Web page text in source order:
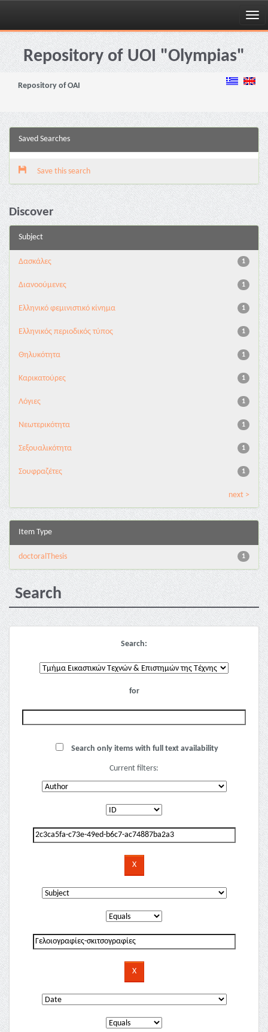
Skip
navigationRepository of UOI "Olympias"
Repository of OAI
Saved Searches
Save this search
Discover
Subject
1
Δασκάλες
1
Διανoούμενες
1
Ελληνικό φεμινιστικό κίνημα
1
Ελληνικός περιοδικός τύπος
1
Θηλυκότητα
1
Καρικατούρες
1
Λόγιες
1
Νεωτερικότητα
1
Σεξουαλικότητα
1
Σουφραζέτες
next >
Item Type
1
doctoralThesis
Search
Search:
for
Search only items with full text availability
Current filters: